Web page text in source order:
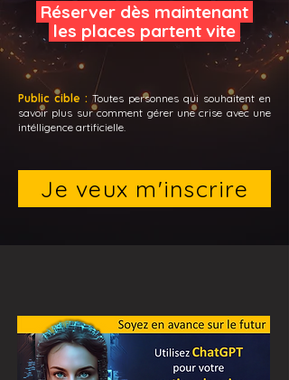
Réserver dès maintenant
les places partent vite
Public cible : Toutes personnes qui souhaitent en
savoir plus sur comment gérer une crise avec une
intélligence artificielle.
Je veux m'inscrire